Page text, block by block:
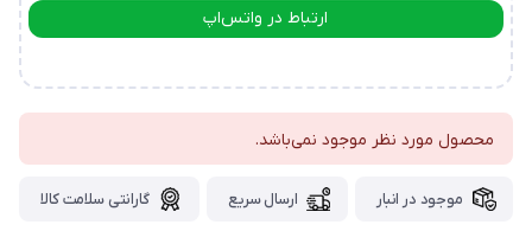
ارسال
سوی
پست،جهت
دریافت
کدرهگیری
خود،
ارتباط در واتس‌اپ
محصول مورد نظر موجود نمی‌باشد.
موجود در انبار ارسال سریع گارانتی سلامت کالا